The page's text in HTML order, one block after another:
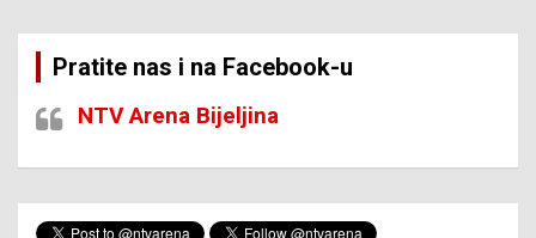
Pratite nas i na Facebook-u
NTV Arena Bijeljina